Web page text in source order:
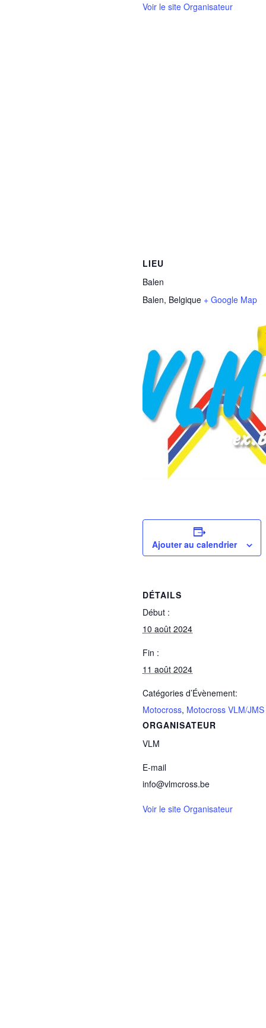
Voir le site Organisateur
LIEU
Balen
Balen, Belgique + Google Map
Ajouter au calendrier
DÉTAILS
Début :
10 août 2024
Fin :
11 août 2024
Catégories d’Évènement:
Motocross, Motocross VLM/JMS
ORGANISATEUR
VLM
E-mail
info@vlmcross.be
Voir le site Organisateur